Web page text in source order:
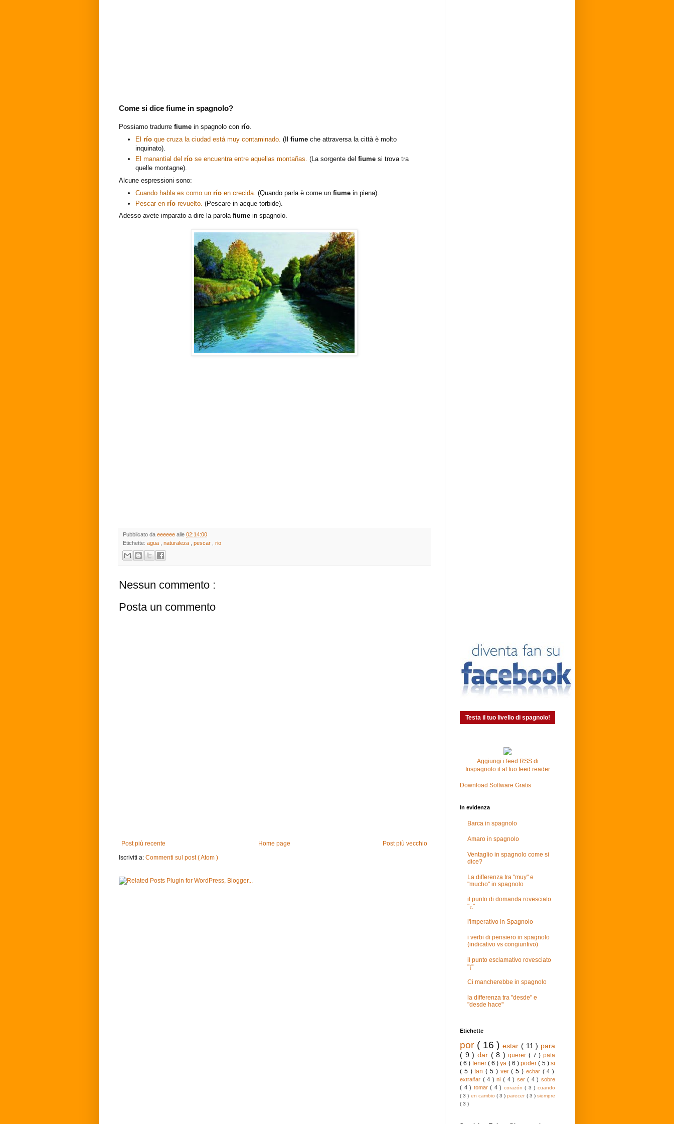
Come si dice fiume in spagnolo?
Possiamo tradurre fiume in spagnolo con río.
El río que cruza la ciudad está muy contaminado. (Il fiume che attraversa la città è molto
inquinato).
El manantial del río se encuentra entre aquellas montañas. (La sorgente del fiume si trova tra
quelle montagne).
Alcune espressioni sono:
Cuando habla es como un río en crecida. (Quando parla è come un fiume in piena).
Pescar en río revuelto. (Pescare in acque torbide).
Adesso avete imparato a dire la parola fiume in spagnolo.
Pubblicato da eeeeee alle 02:14:00
Etichette: agua , naturaleza , pescar , rio
Nessun commento :
Posta un commento
Post più recente Post più vecchio
Home page
Iscriviti a: Commenti sul post ( Atom )
Testa il tuo livello di spagnolo!
Aggiungi i feed RSS di
Inspagnolo.it al tuo feed reader
Download Software Gratis
In evidenza
Barca in spagnolo
Amaro in spagnolo
Ventaglio in spagnolo come si
dice?
La differenza tra "muy" e
"mucho" in spagnolo
il punto di domanda rovesciato
"¿"
l'imperativo in Spagnolo
i verbi di pensiero in spagnolo
(indicativo vs congiuntivo)
il punto esclamativo rovesciato
"¡"
Ci mancherebbe in spagnolo
la differenza tra "desde" e
"desde hace"
Etichette
por ( 16 ) estar ( 11 ) para
( 9 ) dar ( 8 )querer( 7 )pata
( 6 ) tener ( 6 )ya ( 6 )poder( 5 )si
( 5 )tan( 5 ) ver( 5 ) echar ( 4 )
extrañar ( 4 )ni ( 4 ) ser( 4 )sobre
( 4 ) tomar( 4 ) corazón( 3 )cuando
( 3 ) en cambio ( 3 )parecer ( 3 )siempre
( 3 )